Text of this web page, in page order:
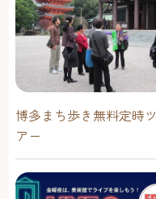
博多まち歩き無料定時ツ
アー